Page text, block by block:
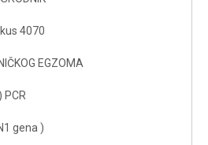
4070
EGZOMA
PCR
gena )